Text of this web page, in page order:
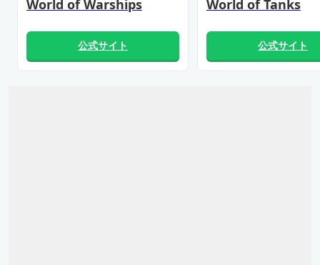
World of Warships
公式サイト
World of Tanks
公式サイト